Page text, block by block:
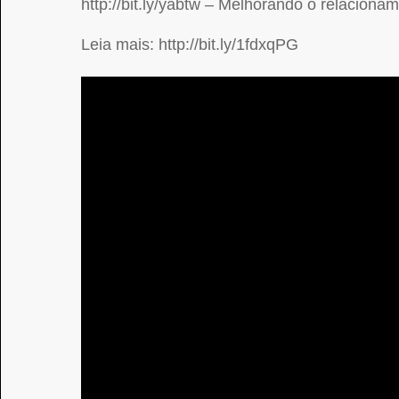
http://bit.ly/yabtw – Melhorando o
Leia mais: http://bit.ly/1fdxqPG